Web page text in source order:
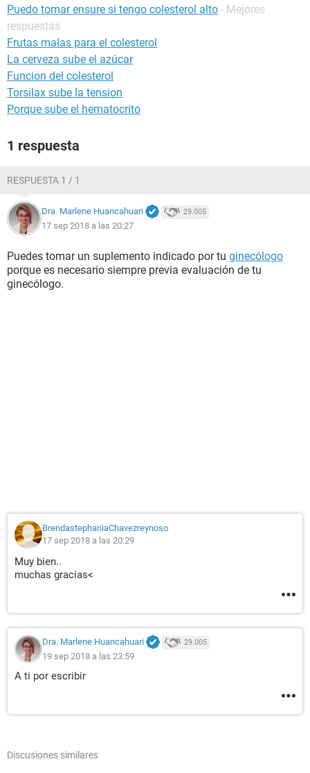
Puedo tomar ensure si tengo colesterol alto - Mejores
respuestas
Frutas malas para el colesterol
La cerveza sube el azúcar
Funcion del colesterol
Torsilax sube la tension
Porque sube el hematocrito
1 respuesta
RESPUESTA 1 / 1
Dra. Marlene Huancahuari 29.005
17 sep 2018 a las 20:27
Puedes tomar un suplemento indicado por tu ginecólogo
porque es necesario siempre previa evaluación de tu
ginecólogo.
BrendastephaniaChavezreynoso
17 sep 2018 a las 20:29
Muy bien..
muchas gracias<
Dra. Marlene Huancahuari 29.005
19 sep 2018 a las 23:59
A ti por escribir
Discusiones similares